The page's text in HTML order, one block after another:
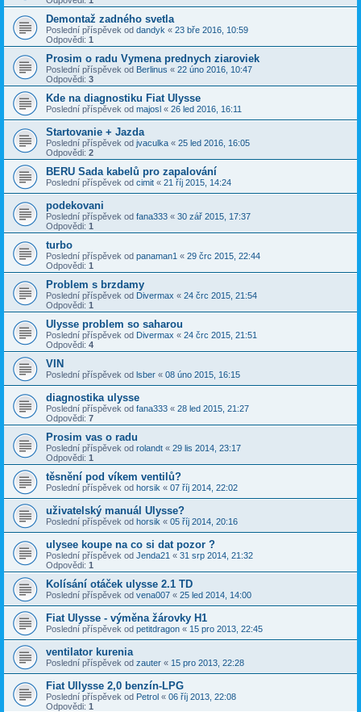
Demontaž zadného svetla
Poslední příspěvek od dandyk « 23 bře 2016, 10:59
Odpovědi: 1
Prosim o radu Vymena prednych ziaroviek
Poslední příspěvek od Berlinus « 22 úno 2016, 10:47
Odpovědi: 3
Kde na diagnostiku Fiat Ulysse
Poslední příspěvek od majosl « 26 led 2016, 16:11
Startovanie + Jazda
Poslední příspěvek od jvaculka « 25 led 2016, 16:05
Odpovědi: 2
BERU Sada kabelů pro zapalování
Poslední příspěvek od cimit « 21 říj 2015, 14:24
podekovani
Poslední příspěvek od fana333 « 30 zář 2015, 17:37
Odpovědi: 1
turbo
Poslední příspěvek od panaman1 « 29 črc 2015, 22:44
Odpovědi: 1
Problem s brzdamy
Poslední příspěvek od Divermax « 24 črc 2015, 21:54
Odpovědi: 1
Ulysse problem so saharou
Poslední příspěvek od Divermax « 24 črc 2015, 21:51
Odpovědi: 4
VIN
Poslední příspěvek od lsber « 08 úno 2015, 16:15
diagnostika ulysse
Poslední příspěvek od fana333 « 28 led 2015, 21:27
Odpovědi: 7
Prosim vas o radu
Poslední příspěvek od rolandt « 29 lis 2014, 23:17
Odpovědi: 1
těsnění pod víkem ventilů?
Poslední příspěvek od horsik « 07 říj 2014, 22:02
uživatelský manuál Ulysse?
Poslední příspěvek od horsik « 05 říj 2014, 20:16
ulysee koupe na co si dat pozor ?
Poslední příspěvek od Jenda21 « 31 srp 2014, 21:32
Odpovědi: 1
Kolísání otáček ulysse 2.1 TD
Poslední příspěvek od vena007 « 25 led 2014, 14:00
Fiat Ulysse - výměna žárovky H1
Poslední příspěvek od petitdragon « 15 pro 2013, 22:45
ventilator kurenia
Poslední příspěvek od zauter « 15 pro 2013, 22:28
Fiat Ullysse 2,0 benzín-LPG
Poslední příspěvek od Petrol « 06 říj 2013, 22:08
Odpovědi: 1